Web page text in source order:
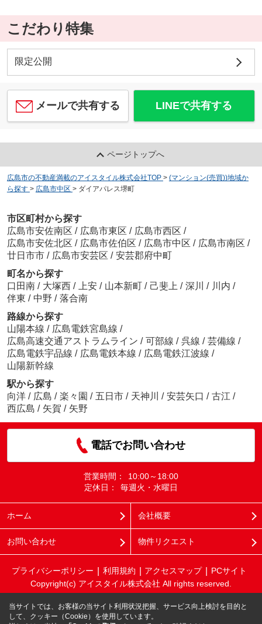
こだわり特集
限定公開
メールで共有する LINEで共有する
ページトップへ
広島市の不動産満載のアイスタイル株式会社TOP > (マンション(売買))地域か
ら探す > 広島市中区 > ダイアパレス堺町
市区町村から探す
広島市安佐南区 / 広島市東区 / 広島市西区 /
広島市安佐北区 / 広島市佐伯区 / 広島市中区 / 広島市南区 /
廿日市市 / 広島市安芸区 / 安芸郡府中町
町名から探す
口田南 / 大塚西 / 上安 / 山本新町 / 己斐上 / 深川 / 川内 /
伴東 / 中野 / 落合南
路線から探す
山陽本線 / 広島電鉄宮島線 /
広島高速交通アストラムライン / 可部線 / 呉線 / 芸備線 /
広島電鉄宇品線 / 広島電鉄本線 / 広島電鉄江波線 /
山陽新幹線
駅から探す
向洋 / 広島 / 楽々園 / 五日市 / 天神川 / 安芸矢口 / 古江 /
西広島 / 矢賀 / 矢野
電話でお問い合わせ
営業時間：
10:00～18:00
定休日：
毎週火・水曜日
ホーム 会社概要
お問い合わせ 物件リクエスト
プライバシーポリシー 利用規約 アクセスマップ
PCサイト
Copyright(c) アイスタイル株式会社 All rights reserved.
当サイトでは、お客様の当サイト利用状況把握、サービス向上検討を目的と
して、クッキー（Cookie）を使用しています。